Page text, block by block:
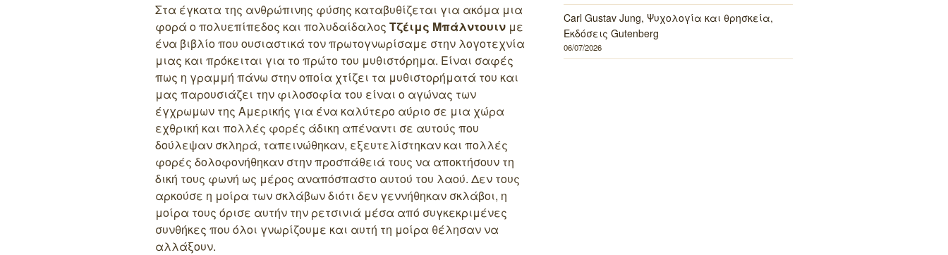
Στα έγκατα της ανθρώπινης φύσης καταβυθίζεται για ακόμα μια
φορά ο πολυεπίπεδος και πολυδαίδαλος Τζέιμς Μπάλντουιν με
ένα βιβλίο που ουσιαστικά τον πρωτογνωρίσαμε στην λογοτεχνία
μιας και πρόκειται για το πρώτο του μυθιστόρημα. Είναι σαφές
πως η γραμμή πάνω στην οποία χτίζει τα μυθιστορήματά του και
μας παρουσιάζει την φιλοσοφία του είναι ο αγώνας των
έγχρωμων της Αμερικής για ένα καλύτερο αύριο σε μια χώρα
εχθρική και πολλές φορές άδικη απέναντι σε αυτούς που
δούλεψαν σκληρά, ταπεινώθηκαν, εξευτελίστηκαν και πολλές
φορές δολοφονήθηκαν στην προσπάθειά τους να αποκτήσουν τη
δική τους φωνή ως μέρος αναπόσπαστο αυτού του λαού. Δεν τους
αρκούσε η μοίρα των σκλάβων διότι δεν γεννήθηκαν σκλάβοι, η
μοίρα τους όρισε αυτήν την ρετσινιά μέσα από συγκεκριμένες
συνθήκες που όλοι γνωρίζουμε και αυτή τη μοίρα θέλησαν να
αλλάξουν.
Carl Gustav Jung, Ψυχολογία και θρησκεία,
Εκδόσεις Gutenberg
06/07/2026